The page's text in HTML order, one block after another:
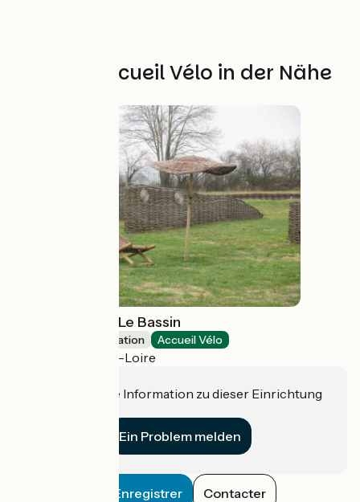
Weitere Accueil Vélo in der Nähe
Gîte de groupe Le Bassin
Group accommodation Accueil Vélo
Pierrefitte-sur-Loire
Haben Sie eine Information zu dieser Einrichtung
Ein Problem melden
Enregistrer Contacter